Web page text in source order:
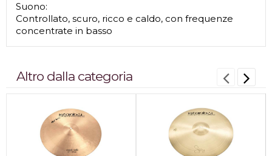
Suono:
Controllato, scuro, ricco e caldo, con frequenze
concentrate in basso
Altro dalla categoria